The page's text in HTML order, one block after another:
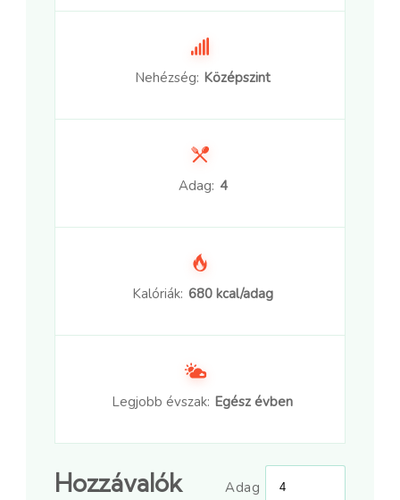
Nehézség: Középszint
Adag: 4
Kalóriák: 680 kcal/adag
Legjobb évszak: Egész évben
Hozzávalók Adag